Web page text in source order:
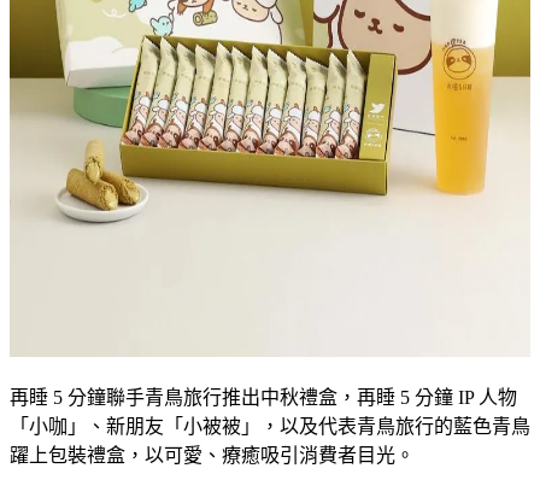
再睡 5 分鐘聯手青鳥旅行推出中秋禮盒，再睡 5 分鐘 IP 人物
「小咖」、新朋友「小被被」，以及代表青鳥旅行的藍色青鳥
躍上包裝禮盒，以可愛、療癒吸引消費者目光。